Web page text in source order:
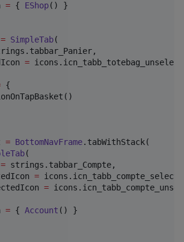
= { EShop() }
= SimpleTab(
=
{
= BottomNavFrame.tabWithStack(
(
= strings.tabbar_Compte,
=
=
= { Account () }